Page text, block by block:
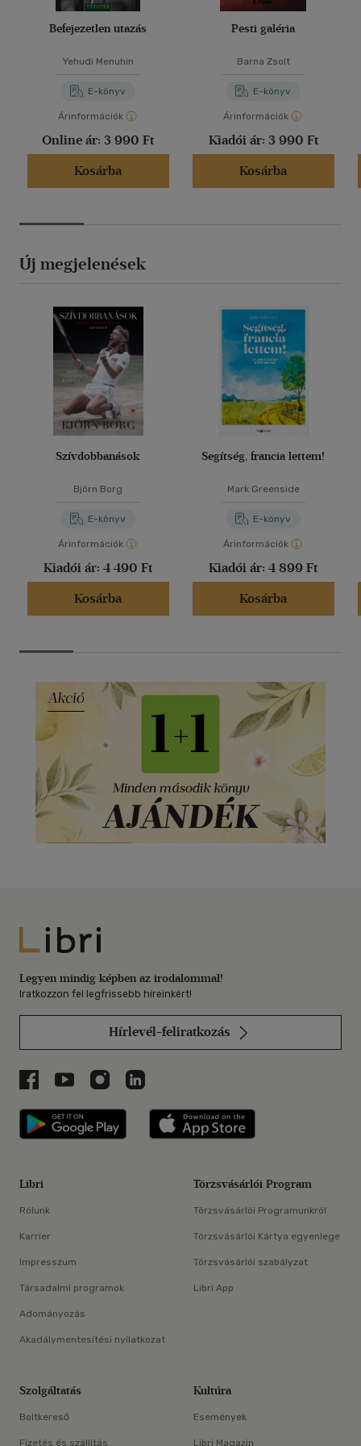
intim paysage-ot, a zsánerből pedig expresszionista drámát
csinált, a fölös szcenika elhagyásával".
Befejezetlen utazás
Yehudi Menuhin
E-könyv
Árinformációk
Online ár: 3 990 Ft
Kosárba
Pesti galéria
Barna Zsolt
E-könyv
Árinformációk
Kiadói ár: 3 990 Ft
Kosárba
Új megjelenések
Szívdobbanások
Björn Borg
E-könyv
Árinformációk
Kiadói ár: 4 490 Ft
Kosárba
Segítség, francia lettem!
Mark Greenside
E-könyv
Árinformációk
Kiadói ár: 4 899 Ft
Kosárba
Libri
Legyen mindig képben az irodalommal!
Iratkozzon fel legfrissebb híreinkért!
Hírlevél-feliratkozás
Libri a Facebookon
Libri a Youtube-on
Libri az Instagramon
Libri a LinkedInen
Libri applikáció Szerezd meg: Google
Libri
Rólunk
Karrier
Impresszum
Társadalmi programok
Adományozás
Akadálymentesítési nyilatkozat
Törzsvásárlói Program
Törzsvásárlói Programunkról
Törzsvásárlói Kártya egyenlege
Törzsvásárlói szabályzat
Libri App
Szolgáltatás
Boltkereső
Fizetés és szállítás
Kultúra
Események
Libri Magazin